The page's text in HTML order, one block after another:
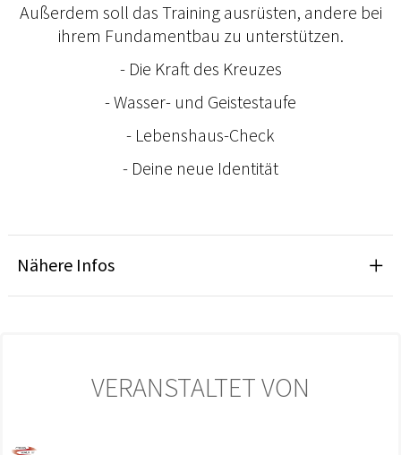
Außerdem soll das Training ausrüsten, andere bei
ihrem Fundamentbau zu unterstützen.
- Die Kraft des Kreuzes
- Wasser- und Geistestaufe
- Lebenshaus-Check
- Deine neue Identität
Nähere Infos
VERANSTALTET VON